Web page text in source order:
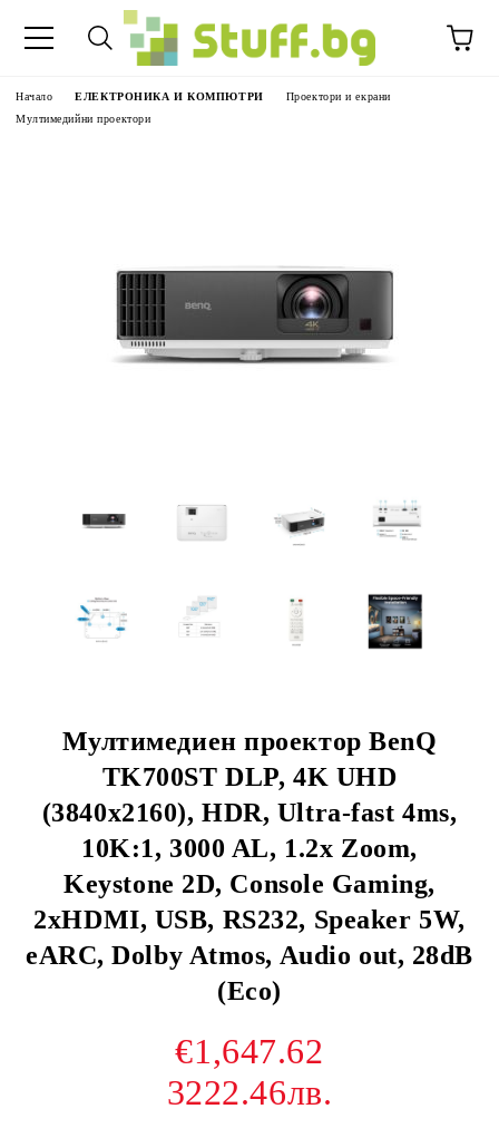
Начало ЕЛЕКТРОНИКА И КОМПЮТРИ
Проектори и екрани
Мултимедийни проектори
Мултимедиен проектор BenQ
TK700ST DLP, 4K UHD
(3840x2160), HDR, Ultra-fast 4ms,
10K:1, 3000 AL, 1.2x Zoom,
Keystone 2D, Console Gaming,
2xHDMI, USB, RS232, Speaker 5W,
eARC, Dolby Atmos, Audio out, 28dB
(Eco)
€1,647.62
3222.46лв.